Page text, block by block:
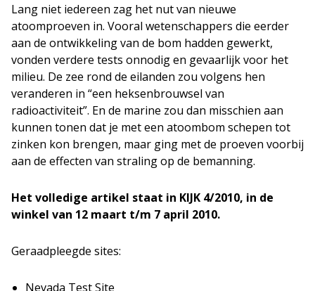
Lang niet iedereen zag het nut van nieuwe
atoomproeven in. Vooral wetenschappers die eerder
aan de ontwikkeling van de bom hadden gewerkt,
vonden verdere tests onnodig en gevaarlijk voor het
milieu. De zee rond de eilanden zou volgens hen
veranderen in “een heksenbrouwsel van
radioactiviteit”. En de marine zou dan misschien aan
kunnen tonen dat je met een atoombom schepen tot
zinken kon brengen, maar ging met de proeven voorbij
aan de effecten van straling op de bemanning.
Het volledige artikel staat in KIJK 4/2010, in de
winkel van 12 maart t/m 7 april 2010.
Geraadpleegde sites:
Nevada Test Site